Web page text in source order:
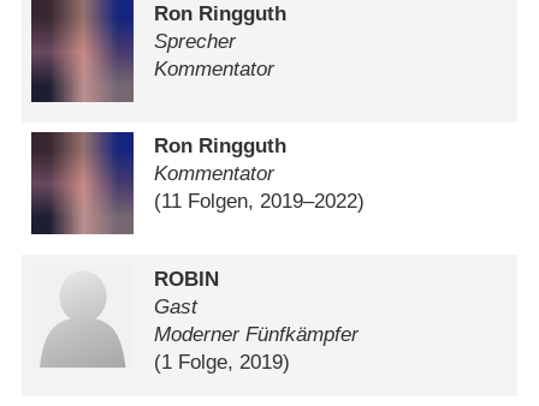
Ron Ringguth
Sprecher
Kommentator
Ron Ringguth
Kommentator
(11 Folgen, 2019⁠–⁠2022)
ROBIN
Gast
Moderner Fünfkämpfer
(1 Folge, 2019)